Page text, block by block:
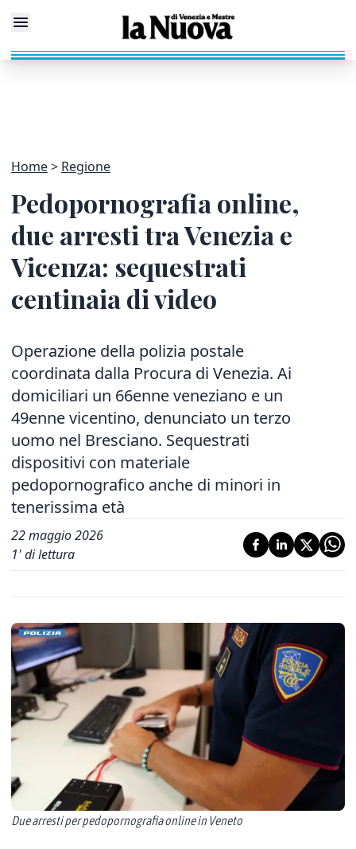
Home Regione
Pedopornografia online,
due arresti tra Venezia e
Vicenza: sequestrati
centinaia di video
Operazione della polizia postale
coordinata dalla Procura di Venezia. Ai
domiciliari un 66enne veneziano e un
49enne vicentino, denunciato un terzo
uomo nel Bresciano. Sequestrati
dispositivi con materiale
pedopornografico anche di minori in
tenerissima età
22 maggio 2026
1' di lettura
Due arresti per pedopornografia online in Veneto